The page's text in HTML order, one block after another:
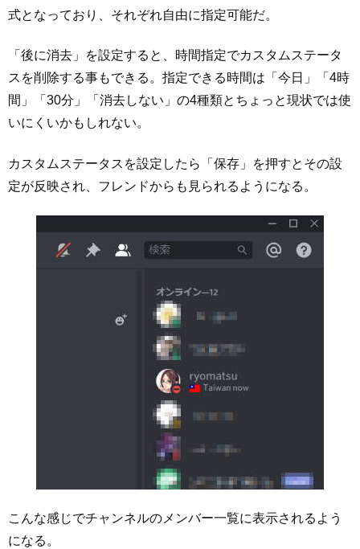
式となっており、それぞれ自由に指定可能だ。
「後に消去」を設定すると、時間指定でカスタムステータ
スを削除する事もできる。指定できる時間は「今日」「4時
間」「30分」「消去しない」の4種類とちょっと現状では使
いにくいかもしれない。
カスタムステータスを設定したら「保存」を押すとその設
定が反映され、フレンドからも見られるようになる。
こんな感じでチャンネルのメンバー一覧に表示されるよう
になる。